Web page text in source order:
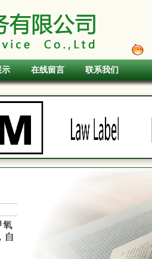
示 在线留言 联系我们
氧
自